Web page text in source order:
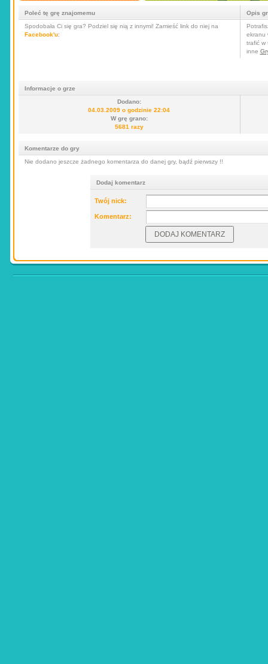
Poleć tę grę znajomemu
Spodobała Ci się gra? Podziel się nią z innymi! Zamieść link do niej na
Facebook'u:
Opis
ekranu
trafić w
inne
Informacje o grze
Dodano:
04.03.2009 o godzinie 22:04
W grę grano:
5681 razy
Komentarze do gry
Nie dodano jeszcze żadnego komentarza do danej gry, bądź pierwszy !!
Dodaj komentarz
Twój nick:
Komentarz: